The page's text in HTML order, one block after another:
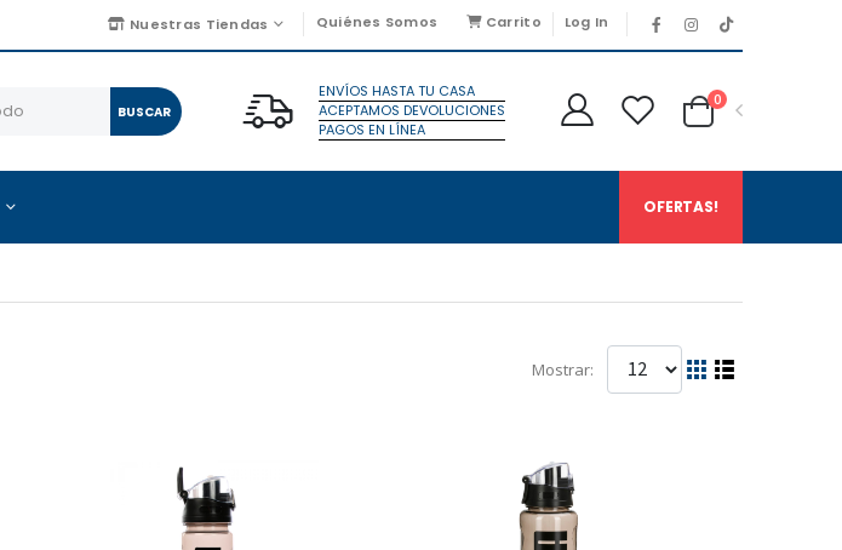
Nuestras Tiendas Quiénes Somos Carrito Log In
BUSCAR
ENVÍOS HASTA TU CASA
ACEPTAMOS DEVOLUCIONES
PAGOS EN LÍNEA
0
OFERTAS!
Mostrar: